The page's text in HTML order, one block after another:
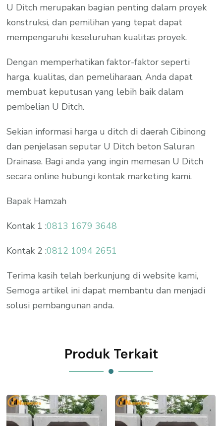
U Ditch merupakan bagian penting dalam proyek
konstruksi, dan pemilihan yang tepat dapat
mempengaruhi keseluruhan kualitas proyek.
Dengan memperhatikan faktor-faktor seperti
harga, kualitas, dan pemeliharaan, Anda dapat
membuat keputusan yang lebih baik dalam
pembelian U Ditch.
Sekian informasi harga u ditch di daerah Cibinong
dan penjelasan seputar U Ditch beton Saluran
Drainase. Bagi anda yang ingin memesan U Ditch
secara online hubungi kontak marketing kami.
Bapak Hamzah
Kontak 1 :0813 1679 3648
Kontak 2 :0812 1094 2651
Terima kasih telah berkunjung di website kami,
Semoga artikel ini dapat membantu dan menjadi
solusi pembangunan anda.
Produk Terkait